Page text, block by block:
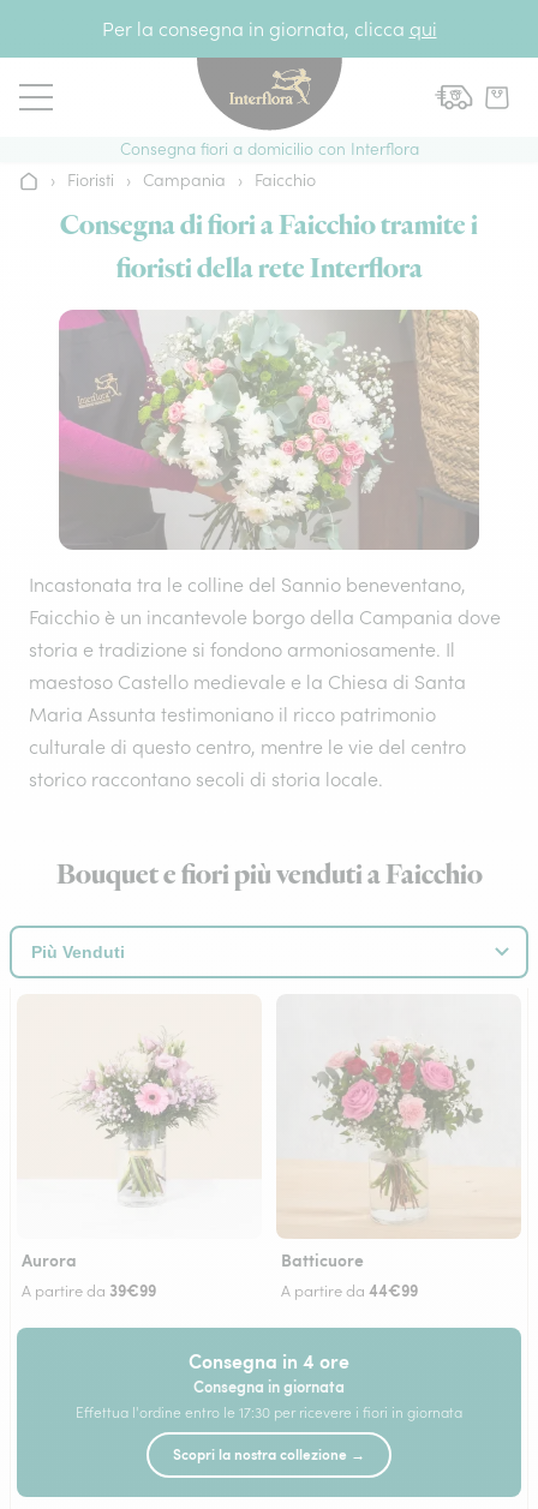
Per la consegna in giornata, clicca qui
Consegna fiori a domicilio con Interflora
Home› Fioristi › Campania › Faicchio
Consegna di fiori a Faicchio tramite i
fioristi della rete Interflora
Incastonata tra le colline del Sannio beneventano,
Faicchio è un incantevole borgo della Campania dove
storia e tradizione si fondono armoniosamente. Il
maestoso Castello medievale e la Chiesa di Santa
Maria Assunta testimoniano il ricco patrimonio
culturale di questo centro, mentre le vie del centro
storico raccontano secoli di storia locale.
Bouquet e fiori più venduti a Faicchio
Aurora
A partire da 39€99
Batticuore
A partire da 44€99
Consegna in 4 ore
Consegna in giornata
Effettua l'ordine entro le 17:30 per ricevere i fiori in giornata
Scopri la nostra collezione →